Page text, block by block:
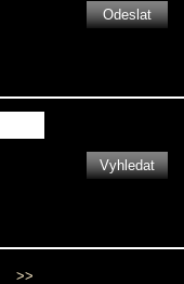
>>